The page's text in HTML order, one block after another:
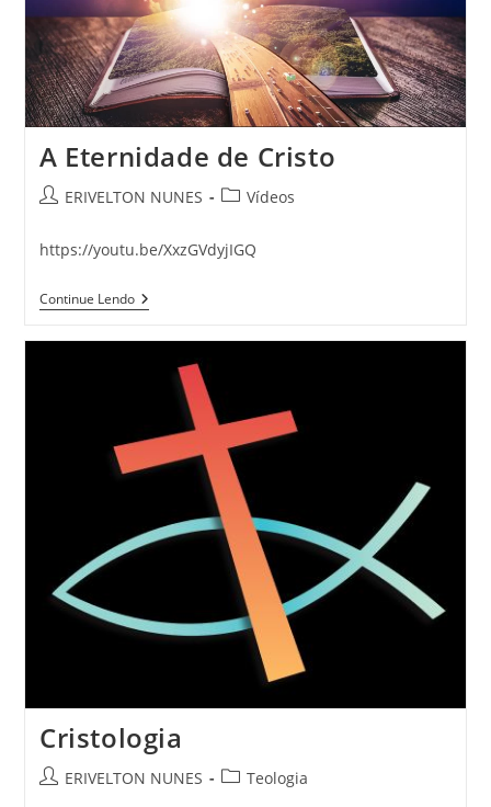
A Eternidade de Cristo
ERIVELTON NUNES Vídeos
https://youtu.be/XxzGVdyjIGQ
Continue Lendo
Cristologia
ERIVELTON NUNES Teologia